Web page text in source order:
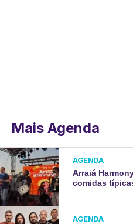
Mais Agenda
AGENDA
Arraiá
comidas
AGENDA